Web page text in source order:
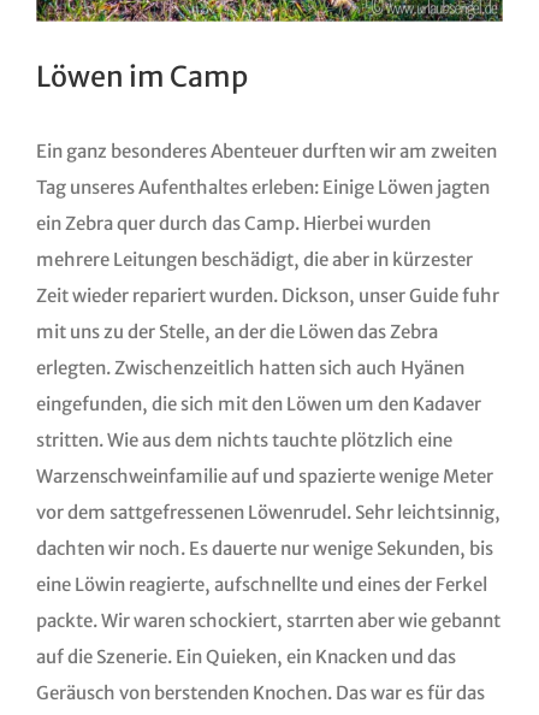
Löwen im Camp
Ein ganz besonderes Abenteuer durften wir am zweiten
Tag unseres Aufenthaltes erleben: Einige Löwen jagten
ein Zebra quer durch das Camp. Hierbei wurden
mehrere Leitungen beschädigt, die aber in kürzester
Zeit wieder repariert wurden. Dickson, unser Guide fuhr
mit uns zu der Stelle, an der die Löwen das Zebra
erlegten. Zwischenzeitlich hatten sich auch Hyänen
eingefunden, die sich mit den Löwen um den Kadaver
stritten. Wie aus dem nichts tauchte plötzlich eine
Warzenschweinfamilie auf und spazierte wenige Meter
vor dem sattgefressenen Löwenrudel. Sehr leichtsinnig,
dachten wir noch. Es dauerte nur wenige Sekunden, bis
eine Löwin reagierte, aufschnellte und eines der Ferkel
packte. Wir waren schockiert, starrten aber wie gebannt
auf die Szenerie. Ein Quieken, ein Knacken und das
Geräusch von berstenden Knochen. Das war es für das